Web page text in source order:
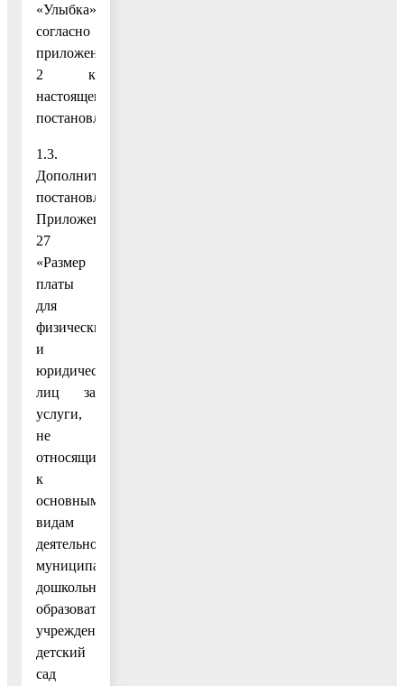
«Улыбка»
согласно
приложению
2 к
настоящему
постановлению;
1.3.
Дополнить
постановление
Приложением
27
«Размер
платы
для
физических
и
юридических
лиц за
услуги,
не
относящиеся
к
основным
видам
деятельности
муниципального
дошкольного
образовательного
учреждения
детский
сад